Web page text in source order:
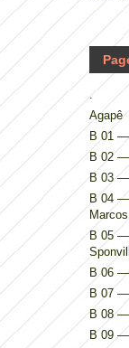
.
Agapê
B 01 —
B 02 —
B 03 —
B 04 —
Marcos
B 05 —
B 06 —
B 07 —
B 08 —
B 09 —